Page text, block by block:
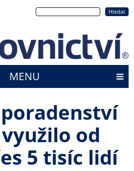
Hledat
MENU
od
5 tisíc lidí